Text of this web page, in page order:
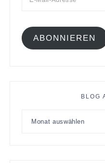
ABONNIEREN
BLOG